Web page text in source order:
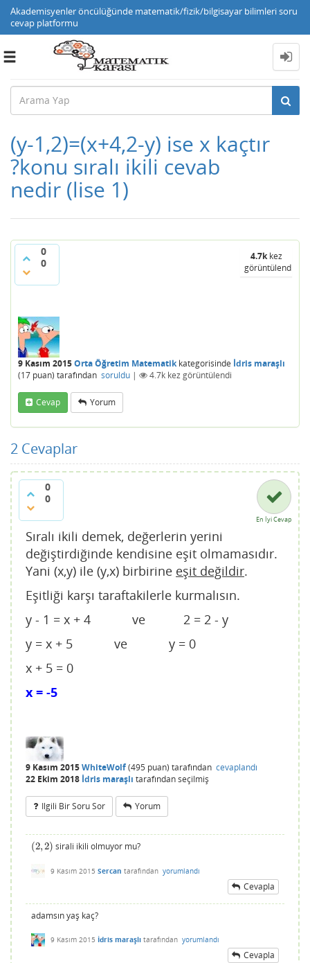
Akademisyenler öncülüğünde matematik/fizik/bilgisayar bilimleri soru
cevap platformu
Toggle
(y-1,2)=(x+4,2-y) ise x kaçtır
?konu sıralı ikili cevab
nedir (lise 1)
0
0
4.7kkez
görüntülendi
9 Kasım 2015Orta Öğretim Matematikkategorisinde İdris maraşlı
(17 puan) tarafından soruldu | 4.7k kez görüntülendi
Cevap Yorum
2 Cevaplar
0
0
En İyi Cevap
Sıralı ikili demek, değerlerin yerini
değiştirdiğinde kendisine eşit olmamasıdır.
Yani (x,y) ile (y,x) birbirine eşit değildir.
Eşitliği karşı taraftakilerle kurmalısın.
y - 1 = x + 4 ve 2 = 2 - y
y = x + 5 ve y = 0
x + 5 = 0
x = -5
9 Kasım 2015WhiteWolf(495 puan) tarafından cevaplandı
22 Ekim 2018 İdris maraşlı tarafındanseçilmiş
Ilgili Bir Soru Sor Yorum
(2, 2)
(2,2) sirali ikili olmuyor mu?
9 Kasım 2015 Sercan tarafından yorumlandı
Cevapla
adamsın yaş kaç?
9 Kasım 2015 İdris maraşlı tarafından yorumlandı
Cevapla